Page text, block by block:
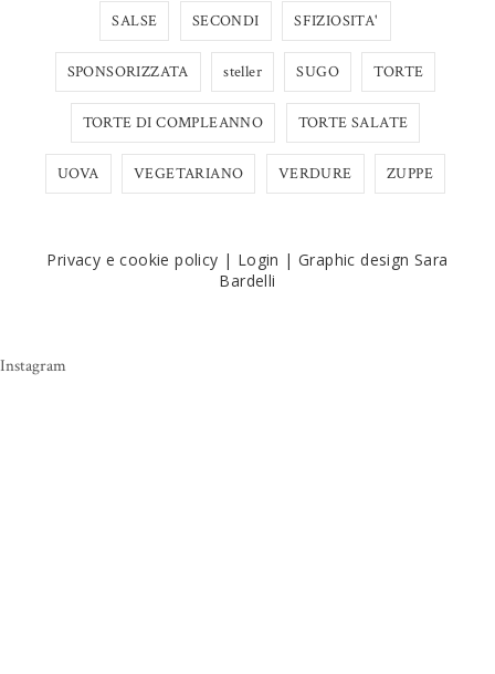
SALSE SECONDI SFIZIOSITA'
SPONSORIZZATA steller SUGO TORTE
TORTE DI COMPLEANNO TORTE SALATE
UOVA VEGETARIANO VERDURE ZUPPE
Privacy e cookie policy | Login | Graphic design Sara
Bardelli
Instagram